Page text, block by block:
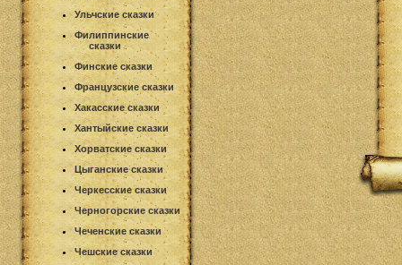
Ульчские сказки
Филиппинские
сказки
Финские сказки
Французские сказки
Хакасские сказки
Хантыйские сказки
Хорватские сказки
Цыганские сказки
Черкесские сказки
Черногорские сказки
Чеченские сказки
Чешские сказки